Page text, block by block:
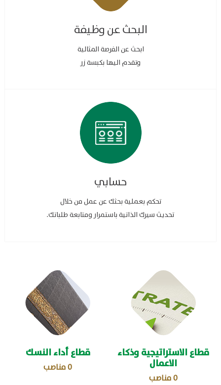
البحث عن وظيفة
ابحث عن الفرصة المثالية
وتقدم اليها بكبسة زر
حسابي
تحكم بعملية بحثك عن عمل من خلال
تحديث سيرك الذاتية باستمرار ومتابعة طلباتك.
قطاع الاستراتيجية وذكاء
الاعمال
0مناصب
قطاع أداء النسك
0مناصب